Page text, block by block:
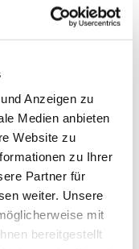
Anzeigen zu
Medien anbieten
Website zu
zu Ihrer
Partner für
weiter. Unsere
mit
bereitgestellt